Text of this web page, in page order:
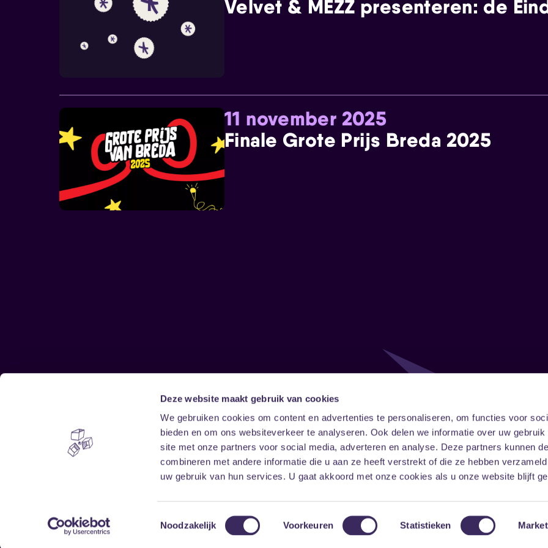
Deze website maakt gebruik van cookies
We gebruiken cookies om content en advertenties te personaliseren, om functies voor
bieden en om ons websiteverkeer te analyseren. Ook delen we informatie over uw gebruik
site met onze partners voor social media, adverteren en analyse. Deze partners kunnen
combineren met andere informatie die u aan ze heeft verstrekt of die ze hebben
uw gebruik van hun services. U gaat akkoord met onze cookies als u onze website blijft
Toestemmingsselectie
Noodzakelijk Voorkeuren Statistieken
Velvet & MEZZ presenteren: de
11 november 2025
Finale Grote Prijs Breda 2025
Home
Vrijwilligers
Disclaimer
Toegankelijkheid
Privacy & cookies
Follow
FacebookInstagramLinkedIn
Onze